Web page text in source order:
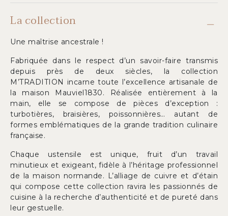
La collection
Une maîtrise ancestrale !
Fabriquée dans le respect d’un savoir-faire transmis
depuis près de deux siècles, la collection
M’TRADITION incarne toute l’excellence artisanale de
la maison Mauviel1830. Réalisée entièrement à la
main, elle se compose de pièces d’exception :
turbotières, braisières, poissonnières… autant de
formes emblématiques de la grande tradition culinaire
française.
Chaque ustensile est unique, fruit d’un travail
minutieux et exigeant, fidèle à l’héritage professionnel
de la maison normande. L’alliage de cuivre et d’étain
qui compose cette collection ravira les passionnés de
cuisine à la recherche d’authenticité et de pureté dans
leur gestuelle.